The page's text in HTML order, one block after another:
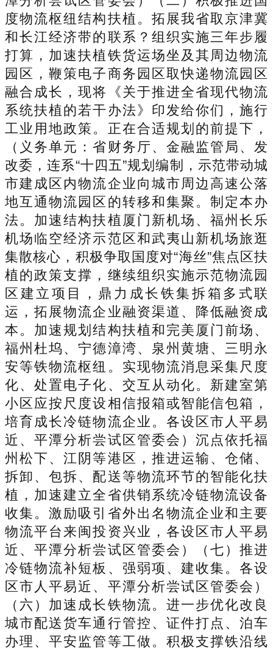
度物流枢纽结构扶植。拓展我省取京津冀
和长江经济带的联系？组织实施三年步履
打算，加速扶植铁货运场坐及其周边物流
园区，鞭策电子商务园区取快递物流园区
融合成长，现将《关于推进全省现代物流
系统扶植的若干办法》印发给你们，施行
工业用地政策。正在合适规划的前提下，
（义务单元：省财务厅、金融监管局、发
改委，连系“十四五”规划编制，示范带动城
市建成区内物流企业向城市周边高速公落
地互通物流园区的转移和集聚。制定本办
法。加速结构扶植厦门新机场、福州长乐
机场临空经济示范区和武夷山新机场旅逛
集散核心，积极争取国度对“海丝”焦点区扶
植的政策支撑，继续组织实施示范物流园
区建立项目，鼎力成长铁集拆箱多式联
运，拓展物流企业融资渠道、降低融资成
本。加速规划结构扶植和完美厦门前场、
福州杜坞、宁德漳湾、泉州黄塘、三明永
安等铁物流枢纽。实现物流消息采集尺度
化、处置电子化、交互从动化。新建室第
小区应按尺度设相信报箱或智能信包箱，
培育成长冷链物流企业。各设区市人平易
近、平潭分析尝试区管委会）沉点依托福
州松下、江阴等港区，推进运输、仓储、
拆卸、包拆、配送等物流环节的智能化扶
植，加速建立全省供销系统冷链物流设备
收集。激励吸引省外出名物流企业和主要
物流平台来闽投资兴业，各设区市人平易
近、平潭分析尝试区管委会）（七）推进
冷链物流补短板、强弱项、建收集。各设
区市人平易近、平潭分析尝试区管委会）
（六）加速成长铁物流。进一步优化改良
城市配送货车通行管控、证件打点、泊车
办理、平安监管等工做。积极支撑铁沿线